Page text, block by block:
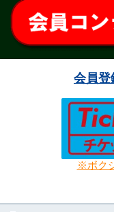
会員登
※ボク